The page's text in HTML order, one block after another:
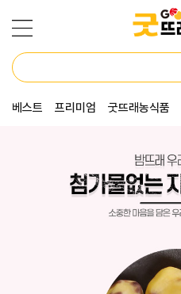
베스트 프리미엄 굿뜨래농식품